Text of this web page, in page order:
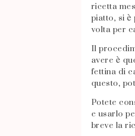
ricetta
piatto, si
volta per
Il
avere è
fettina di
questo,
Potete
e usarlo
breve la